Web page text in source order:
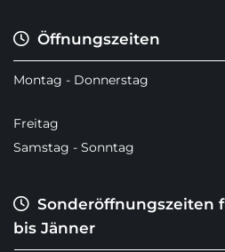
Öffnungszeiten
Montag - Donnerstag
Freitag
Samstag - Sonntag
Sonderöffnungszeiten
bis Jänner